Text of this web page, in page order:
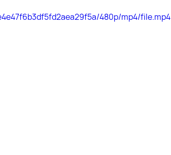
480p/mp4/file.mp4